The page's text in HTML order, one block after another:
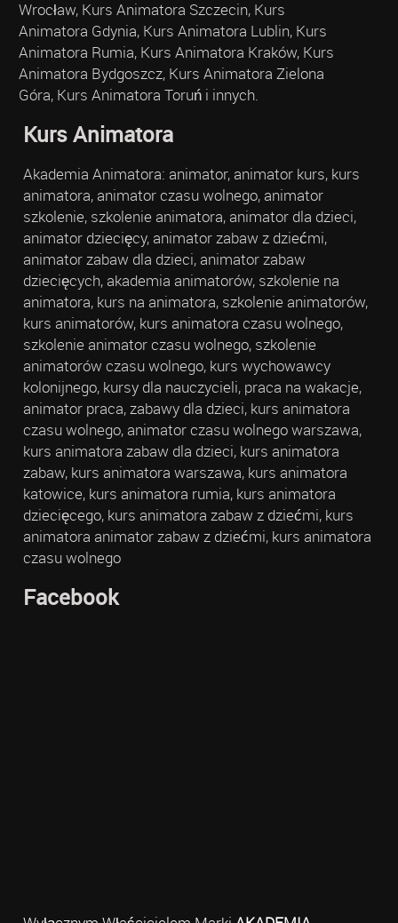
Wrocław, Kurs Animatora Szczecin, Kurs
Animatora Gdynia, Kurs Animatora Lublin, Kurs
Animatora Rumia, Kurs Animatora Kraków, Kurs
Animatora Bydgoszcz, Kurs Animatora Zielona
Góra, Kurs Animatora Toruń i innych.
Kurs Animatora
Akademia Animatora: animator, animator kurs, kurs
animatora, animator czasu wolnego, animator
szkolenie, szkolenie animatora, animator dla dzieci,
animator dziecięcy, animator zabaw z dziećmi,
animator zabaw dla dzieci, animator zabaw
dziecięcych, akademia animatorów, szkolenie na
animatora, kurs na animatora, szkolenie animatorów,
kurs animatorów, kurs animatora czasu wolnego,
szkolenie animator czasu wolnego, szkolenie
animatorów czasu wolnego, kurs wychowawcy
kolonijnego, kursy dla nauczycieli, praca na wakacje,
animator praca, zabawy dla dzieci, kurs animatora
czasu wolnego, animator czasu wolnego warszawa,
kurs animatora zabaw dla dzieci, kurs animatora
zabaw, kurs animatora warszawa, kurs animatora
katowice, kurs animatora rumia, kurs animatora
dziecięcego, kurs animatora zabaw z dziećmi, kurs
animatora animator zabaw z dziećmi, kurs animatora
czasu wolnego
Facebook